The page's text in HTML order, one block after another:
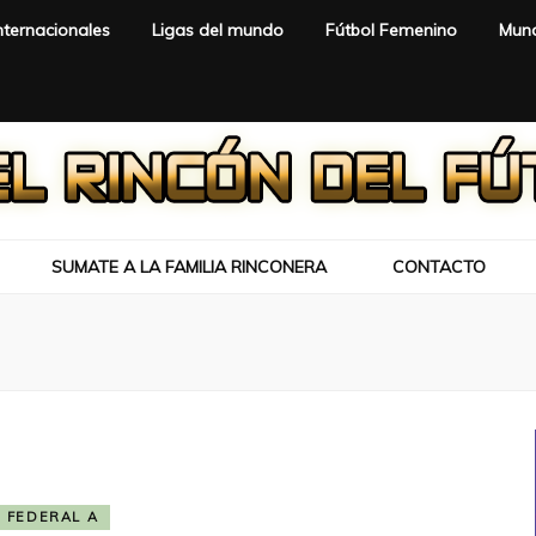
Ligas del mundo Fútbol Femenino
SUMATE A LA FAMILIA RINCONERA CONTACTO
FEDERAL A